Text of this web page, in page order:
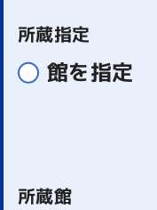
所蔵指定
館を指定
所蔵館